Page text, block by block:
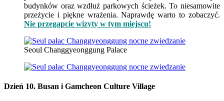
budynków oraz wzdłuż parkowych ścieżek. To niesamowite
przeżycie i piękne wrażenia. Naprawdę warto to zobaczyć.
Nie przegapcie wizyty w tym miejscu!
Seoul Changgyeonggung Palace
Dzień 10. Busan i Gamcheon Culture Village